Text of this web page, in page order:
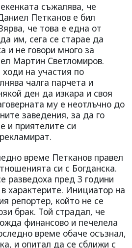
съжалява, че
Петканов е бил
че това е една от
им, сега се старае да
и не говори много за
Мартин Светломиров.
на участия по
чалга парчета и
ден да изкара и своя
му е неотлъчно до
заведения, за да го
и приятелите си
време Петканов правел
си с Богданска.
разведоха пред 3 години
характерите. Инициатор на
репортер, който не се
брак. Той страдал, че
финансово и печелела
време обаче осъзнал,
и опитал да се сближи с